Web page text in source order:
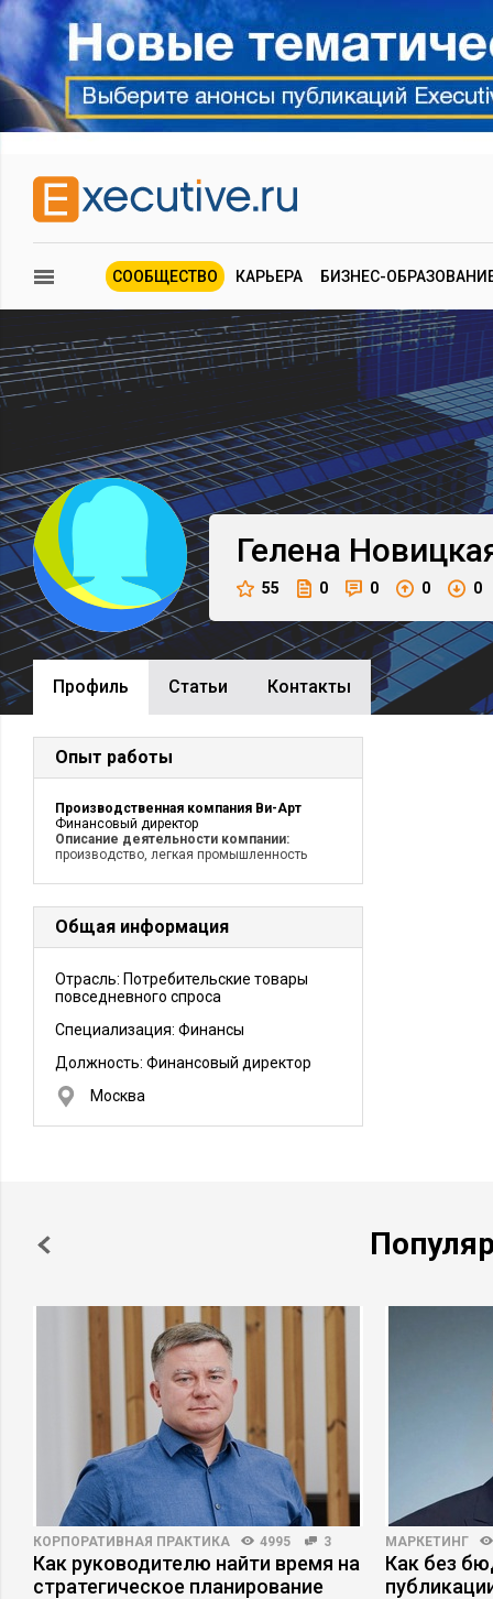
СООБЩЕСТВО КАРЬЕРА БИЗНЕС-
Гелена
55 0 0 0 0
Профиль Cтатьи Контакты
Опыт работы
Производственная компания Ви-Арт
Финансовый директор
Описание деятельности компании:
производство, легкая промышленность
Общая информация
Отрасль: Потребительские товары
повседневного спроса
Специализация: Финансы
Должность: Финансовый директор
Москва
КОРПОРАТИВНАЯ ПРАКТИКА 4995 3
Как руководителю найти время на
стратегическое планирование
МАРКЕТИНГ
Как без